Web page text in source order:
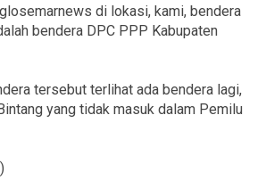
di lokasi, kami, bendera
bendera DPC PPP Kabupaten
tersebut terlihat ada bendera lagi,
yang tidak masuk dalam Pemilu
)